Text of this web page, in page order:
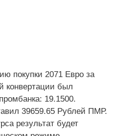
покупки 2071 Евро за
конвертации был
19.1500.
39659.65 Рублей ПМР.
результат будет